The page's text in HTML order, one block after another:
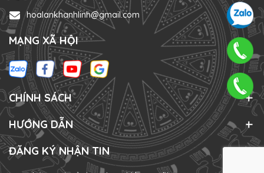
hoalankhanhlinh@gmail.com
MẠNG XÃ HỘI
CHÍNH SÁCH
HƯỚNG DẪN
ĐĂNG KÝ NHẬN TIN